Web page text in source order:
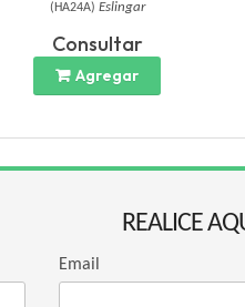
( HA24A) Eslingar
Consultar
Agregar
REALICE
Email